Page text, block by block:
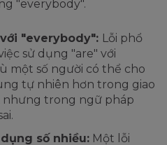
"everybody".
"everybody": Lỗi phổ
sử dụng "are" với
một số người có thể cho
tự nhiên hơn trong giao
trong ngữ pháp
số nhiều: Một lỗi